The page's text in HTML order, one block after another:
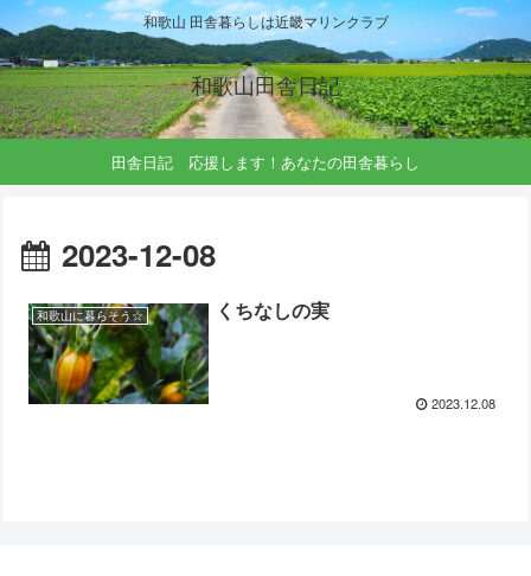
和歌山 田舎暮らしは近畿マリンクラブ
和歌山田舎日記
田舎日記 応援します！あなたの田舎暮らし
2023-12-08
和歌山に暮らそう☆ くちなしの実
2023.12.08